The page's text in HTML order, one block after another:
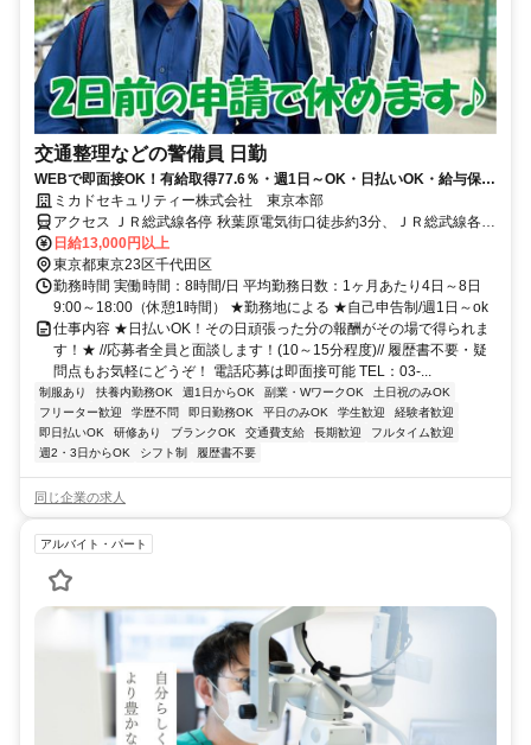
交通整理などの警備員 日勤
WEBで即面接OK！有給取得77.6％・週1日～OK・日払いOK・給与保証
有・履歴書不要
ミカドセキュリティー株式会社 東京本部
アクセス ＪＲ総武線各停 秋葉原電気街口徒歩約3分、ＪＲ総武線各停
秋葉原電気街口徒歩約3分、ＪＲ総武線各停 秋葉原電気街口徒歩約3
分
日給13,000円以上
東京都東京23区千代田区
勤務時間 実働時間：8時間/日 平均勤務日数：1ヶ月あたり4日～8日
9:00～18:00（休憩1時間） ★勤務地による ★自己申告制/週1日～ok
仕事内容 ★日払いOK！その日頑張った分の報酬がその場で得られま
す！★ //応募者全員と面談します！(10～15分程度)// 履歴書不要・疑
問点もお気軽にどうぞ！ 電話応募は即面接可能 TEL：03-...
制服あり 扶養内勤務OK 週1日からOK 副業・WワークOK
土日祝のみOK
フリーター歓迎
学歴不問 即日勤務OK 平日のみOK 学生歓迎
経験者歓迎
即日払いOK
研修あり ブランクOK 交通費支給 長期歓迎
フルタイム歓迎
週2・3日からOK
シフト制 履歴書不要
同じ企業の求人
アルバイト・パート